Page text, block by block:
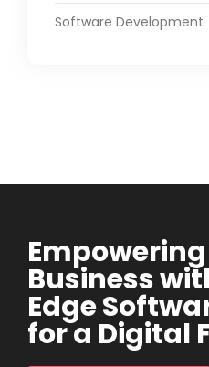
Software Development
Business
Edge
for a Digital